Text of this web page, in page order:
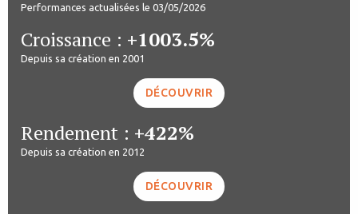
Performances actualisées le 03/05/2026
Croissance : +1003.5%
Depuis sa création en 2001
DÉCOUVRIR
Rendement : +422%
Depuis sa création en 2012
DÉCOUVRIR